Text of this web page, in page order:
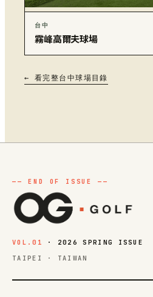
台中
霧峰高爾夫球場
← 看完整台中球場目錄
VOL.01
· 2026 SPRING ISSUE
TAIPEI · TAIWAN